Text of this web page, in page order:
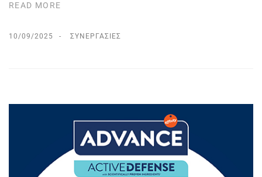
READ MORE
10/09/2025 ΣΥΝΕΡΓΑΣΊΕΣ